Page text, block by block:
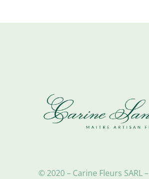
© 2020 – Carine Fleurs SARL –